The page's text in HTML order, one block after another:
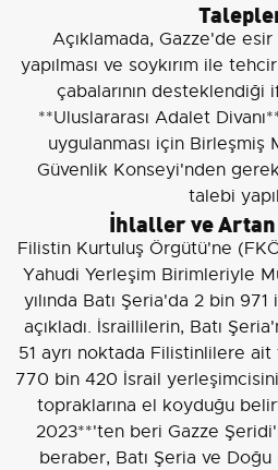
Açıklamada, Gazze'de esir
yapılması ve soykırım ile
çabalarının desteklendiği
**Uluslararası Adalet
uygulanması için Birleşmiş
Güvenlik Konseyi'nden
talebi
İhlaller ve Artan
Filistin Kurtuluş Örgütü'ne
Yahudi Yerleşim Birimleriyle
yılında Batı Şeria'da 2 bin
açıkladı. İsraillilerin, Batı
51 ayrı noktada Filistinlilere
770 bin 420 İsrail
topraklarına el koyduğu
2023**'ten beri Gazze
beraber, Batı Şeria ve